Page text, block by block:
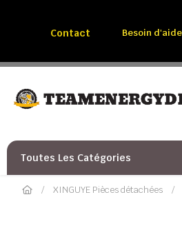
Contact Besoin
Toutes Les Catégories
XINGUYE Pièces détachées